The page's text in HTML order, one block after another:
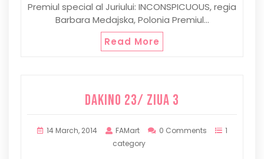
Premiul special al Juriului: INCONSPICUOUS, regia
Barbara Medajska, Polonia Premiul…
Read More
DaKINO 23/ ziua 3
14 March, 2014 FAMart 0 Comments
1
category